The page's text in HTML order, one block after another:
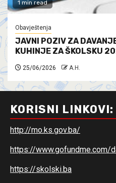
1 min read
Obavještenja
JAVNI POZIV ZA
KUHINJE ZA ŠKOLSKU
25/06/2026 A.H.
KORISNI LINKOVI:
http://mo.ks.gov.ba/
https://www.gofundme.com/
https://skolski.ba